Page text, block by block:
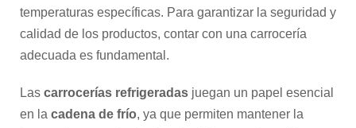
temperaturas específicas. Para garantizar la seguridad y
calidad de los productos, contar con una carrocería
adecuada es fundamental.
Las carrocerías refrigeradas juegan un papel esencial
en la cadena de frío, ya que permiten mantener la